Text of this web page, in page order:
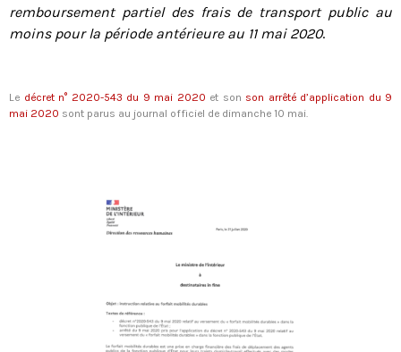
remboursement partiel des frais de transport public au
moins pour la période antérieure au 11 mai 2020.
Le décret n° 2020-543 du 9 mai 2020 et son son arrêté d’application du 9
mai 2020 sont parus au journal officiel de dimanche 10 mai.